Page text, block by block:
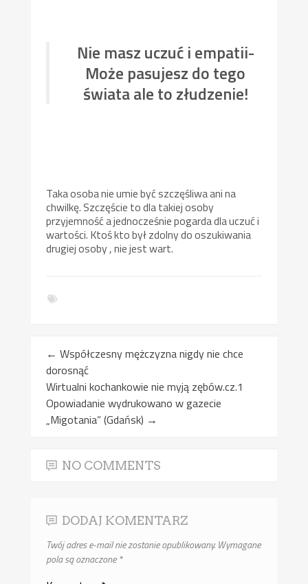
Nie masz uczuć i empatii-
Może pasujesz do tego
świata ale to złudzenie!
Taka osoba nie umie być szczęśliwa ani na
chwilkę. Szczęście to dla takiej osoby
przyjemność a jednocześnie pogarda dla uczuć i
wartości. Ktoś kto był zdolny do oszukiwania
drugiej osoby , nie jest wart.
← Współczesny mężczyzna nigdy nie chce
dorosnąć
Wirtualni kochankowie nie myją zębów.cz.1
Opowiadanie wydrukowano w gazecie
„Migotania” (Gdańsk) →
NO COMMENTS
DODAJ KOMENTARZ
Twój adres e-mail nie zostanie opublikowany. Wymagane
pola są oznaczone*